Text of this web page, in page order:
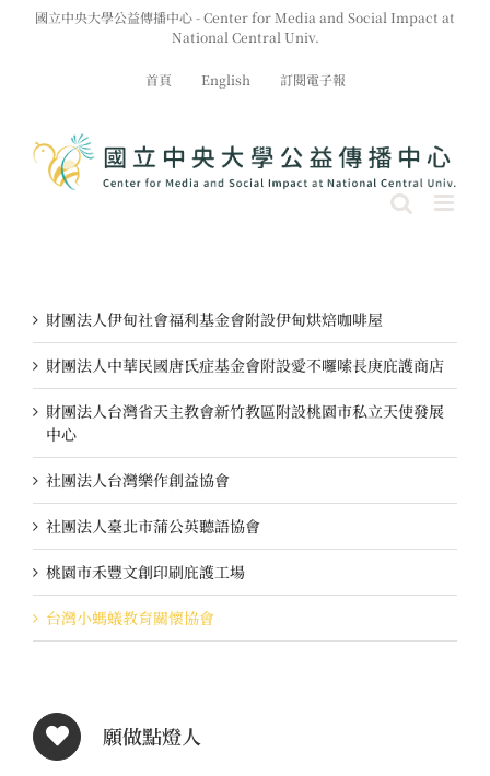
國立中央大學公益傳播中心 - Center for Media and Social Impact at
National Central Univ.
首頁 English 訂閱電子報
財團法人伊甸社會福利基金會附設伊甸烘焙咖啡屋
財團法人中華民國唐氏症基金會附設愛不囉嗦長庚庇護商店
財團法人台灣省天主教會新竹教區附設桃園市私立天使發展
中心
社團法人台灣樂作創益協會
社團法人臺北市蒲公英聽語協會
桃園市禾豐文創印刷庇護工場
台灣小螞蟻教育關懷協會
願做點燈人